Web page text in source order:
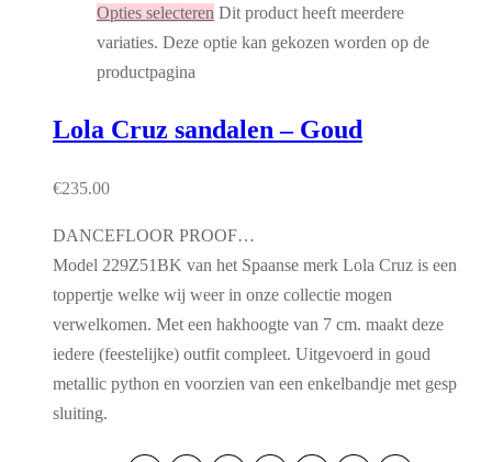
Opties selecteren Dit product heeft meerdere
variaties. Deze optie kan gekozen worden op de
productpagina
Lola Cruz sandalen – Goud
€235.00
DANCEFLOOR PROOF…
Model 229Z51BK van het Spaanse merk Lola Cruz is een
toppertje welke wij weer in onze collectie mogen
verwelkomen. Met een hakhoogte van 7 cm. maakt deze
iedere (feestelijke) outfit compleet. Uitgevoerd in goud
metallic python en voorzien van een enkelbandje met gesp
sluiting.